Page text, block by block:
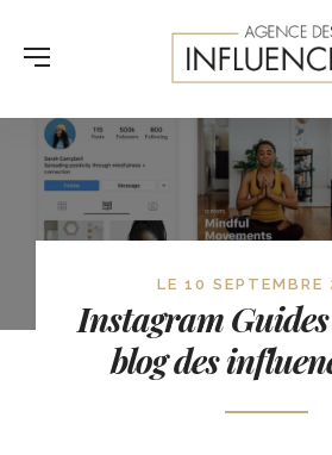
LE 10 SEPTEMBRE
Instagram
blog des